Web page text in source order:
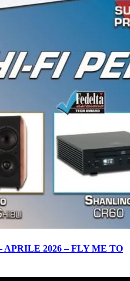
APRILE 2026 – FLY ME TO